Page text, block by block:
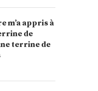
m’a appris à
de
terrine de